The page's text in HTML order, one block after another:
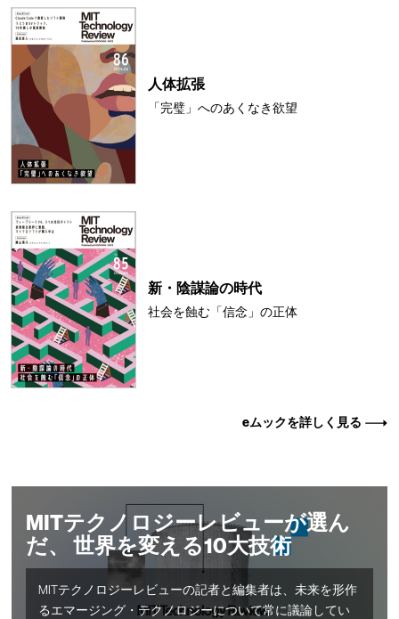
人体拡張
「完璧」へのあくなき欲望
新・陰謀論の時代
社会を蝕む「信念」の正体
eムックを詳しく見る
MITテクノロジーレビューが選ん
だ、 世界を変える10大技術
MITテクノロジーレビューの記者と編集者は、未来を形作
るエマージング・テクノロジーについて常に議論してい